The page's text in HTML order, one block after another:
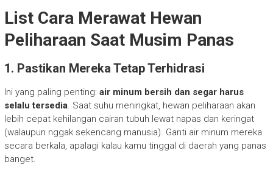
List Cara Merawat Hewan
Peliharaan Saat Musim Panas
1. Pastikan Mereka Tetap Terhidrasi
Ini yang paling penting: air minum bersih dan segar harus
selalu tersedia. Saat suhu meningkat, hewan peliharaan akan
lebih cepat kehilangan cairan tubuh lewat napas dan keringat
(walaupun nggak sekencang manusia). Ganti air minum mereka
secara berkala, apalagi kalau kamu tinggal di daerah yang panas
banget.